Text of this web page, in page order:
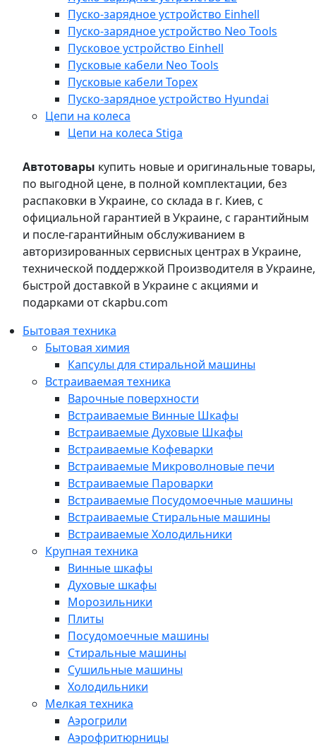
Пуско-зарядное устройство Einhell
Пуско-зарядное устройство Neo Tools
Пусковое устройство Einhell
Пусковые кабели Neo Tools
Пусковые кабели Topex
Пуско-зарядное устройство Hyundai
Цепи на колеса
Цепи на колеса Stiga
Автотовары купить новые и оригинальные товары,
по выгодной цене, в полной комплектации, без
распаковки в Украине, со склада в г. Киев, с
официальной гарантией в Украине, с гарантийным
и после-гарантийным обслуживанием в
авторизированных сервисных центрах в Украине,
технической поддержкой Производителя в Украине,
быстрой доставкой в Украине с акциями и
подарками от ckapbu.com
Бытовая техника
Бытовая химия
Капсулы для стиральной машины
Встраиваемая техника
Варочные поверхности
Встраиваемые Винные Шкафы
Встраиваемые Духовые Шкафы
Встраиваемые Кофеварки
Встраиваемые Микроволновые печи
Встраиваемые Пароварки
Встраиваемые Посудомоечные машины
Встраиваемые Стиральные машины
Встраиваемые Холодильники
Крупная техника
Винные шкафы
Духовые шкафы
Морозильники
Плиты
Посудомоечные машины
Стиральные машины
Сушильные машины
Холодильники
Мелкая техника
Аэрогрили
Аэрофритюрницы